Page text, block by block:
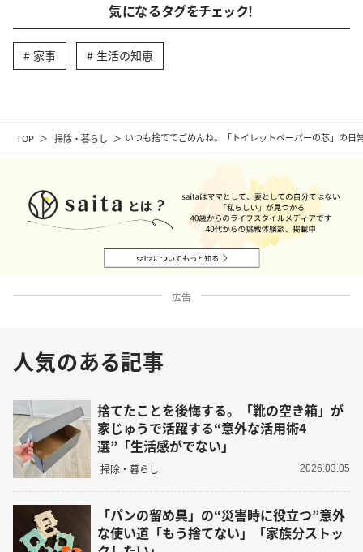
TOP 掃除・暮らし いつも捨ててごめんね。「トイレットペーパーの芯」の日
気になるタグをチェック！
家事 生活の知恵
広告
人気のある記事
捨てたことを後悔する。「靴の空き箱」が
家じゅうで活躍する“意外な活用術4
選”「生活感がでない」
掃除・暮らし 2026.03.05
「パンの留め具」の“災害時に役立つ”意外
な使い道「もう捨てない」「家族分ストッ